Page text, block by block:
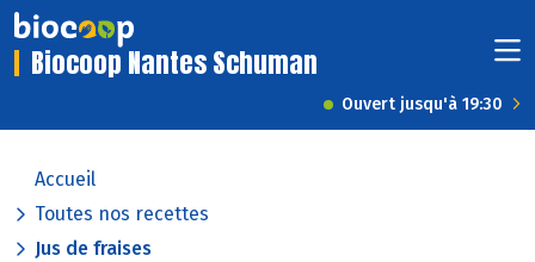
Biocoop Nantes Schuman
Ouvert jusqu'à 19:30
Accueil
Toutes nos recettes
Jus de fraises